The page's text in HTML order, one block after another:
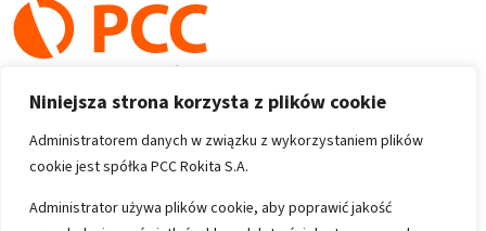
Niniejsza strona korzysta z plików cookie
Administratorem danych w związku z wykorzystaniem plików
cookie jest spółka PCC Rokita S.A.
Administrator używa plików cookie, aby poprawić jakość
Copyright 1996-2026